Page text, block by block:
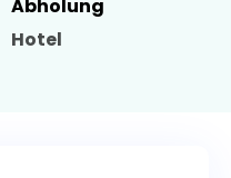
Abholung
Hotel